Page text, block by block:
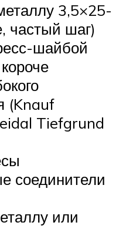
3,5×25-
частый шаг)
шайбой
(Knauf
Tiefgrund
соединители
или